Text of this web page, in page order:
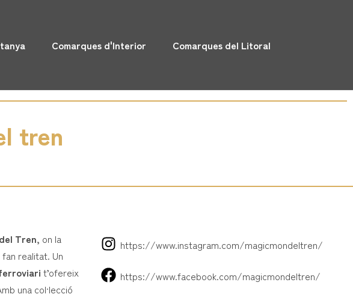
Comarques d'Interior Comarques del Litoral
tren
Tren, on la
realitat. Un
t’ofereix
una col·lecció
https://www.instagram.com/magicmondeltren/
https://www.facebook.com/magicmondeltren/